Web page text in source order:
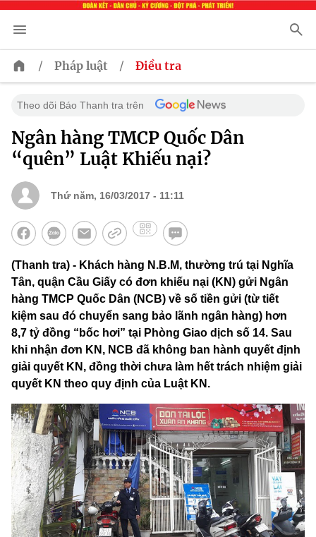
/ Pháp luật / Điều tra
Theo dõi Báo Thanh tra trên
Ngân hàng TMCP Quốc Dân
“quên” Luật Khiếu nại?
Thứ năm, 16/03/2017 - 11:11
(Thanh tra) - Khách hàng N.B.M, thường trú tại Nghĩa
Tân, quận Cầu Giấy có đơn khiếu nại (KN) gửi Ngân
hàng TMCP Quốc Dân (NCB) về số tiền gửi (từ tiết
kiệm sau đó chuyển sang bảo lãnh ngân hàng) hơn
8,7 tỷ đồng “bốc hơi” tại Phòng Giao dịch số 14. Sau
khi nhận đơn KN, NCB đã không ban hành quyết định
giải quyết KN, đồng thời chưa làm hết trách nhiệm giải
quyết KN theo quy định của Luật KN.